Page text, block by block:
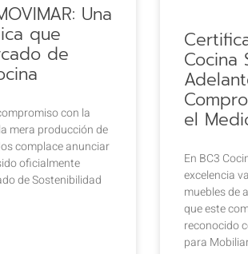
Una
que
de
con la
mera producción de
complace anunciar
oficialmente
de Sostenibilidad
Cocina
el
En BC3
excelencia
muebles de
que este
reconocido
para